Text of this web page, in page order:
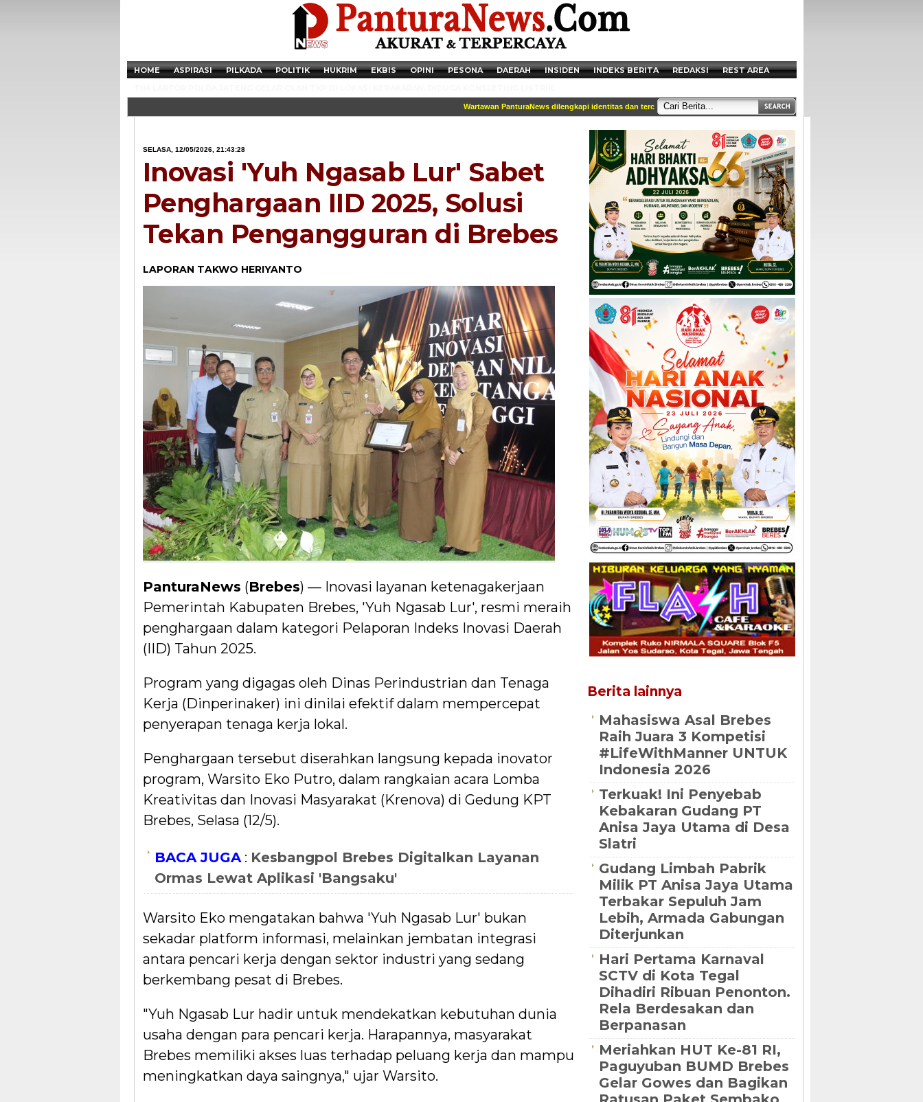
HOME ASPIRASI PILKADA POLITIK HUKRIM EKBIS OPINI PESONA DAERAH INSIDEN INDEKS BERITA REDAKSI
REST AREA
Wartawan PanturaNews dilengkapi identitas dan tercantum di box redaksi || Akses Kami di Handphone anda melalui http://
Newsticker - 14:41:41 Miris, Puluhan Remaja hingga Anak SD Terjaring
SELASA, 12/05/2026, 21:43:28
Inovasi 'Yuh Ngasab Lur' Sabet
Penghargaan IID 2025, Solusi
Tekan Pengangguran di Brebes
LAPORAN TAKWO HERIYANTO
PanturaNews (Brebes) — Inovasi layanan ketenagakerjaan
Pemerintah Kabupaten Brebes, 'Yuh Ngasab Lur', resmi meraih
penghargaan dalam kategori Pelaporan Indeks Inovasi Daerah
(IID) Tahun 2025.
Program yang digagas oleh Dinas Perindustrian dan Tenaga
Kerja (Dinperinaker) ini dinilai efektif dalam mempercepat
penyerapan tenaga kerja lokal.
Penghargaan tersebut diserahkan langsung kepada inovator
program, Warsito Eko Putro, dalam rangkaian acara Lomba
Kreativitas dan Inovasi Masyarakat (Krenova) di Gedung KPT
Brebes, Selasa (12/5).
BACA JUGA: Kesbangpol Brebes Digitalkan Layanan
Ormas Lewat Aplikasi 'Bangsaku'
Warsito Eko mengatakan bahwa 'Yuh Ngasab Lur' bukan
sekadar platform informasi, melainkan jembatan integrasi
antara pencari kerja dengan sektor industri yang sedang
berkembang pesat di Brebes.
"Yuh Ngasab Lur hadir untuk mendekatkan kebutuhan dunia
usaha dengan para pencari kerja. Harapannya, masyarakat
Brebes memiliki akses luas terhadap peluang kerja dan mampu
meningkatkan daya saingnya," ujar Warsito.
Berita lainnya
Mahasiswa Asal Brebes
Raih Juara 3 Kompetisi
#LifeWithManner UNTUK
Indonesia 2026
Terkuak! Ini Penyebab
Kebakaran Gudang PT
Anisa Jaya Utama di Desa
Slatri
Gudang Limbah Pabrik
Milik PT Anisa Jaya Utama
Terbakar Sepuluh Jam
Lebih, Armada Gabungan
Diterjunkan
Hari Pertama Karnaval
SCTV di Kota Tegal
Dihadiri Ribuan Penonton.
Rela Berdesakan dan
Berpanasan
Meriahkan HUT Ke-81 RI,
Paguyuban BUMD Brebes
Gelar Gowes dan Bagikan